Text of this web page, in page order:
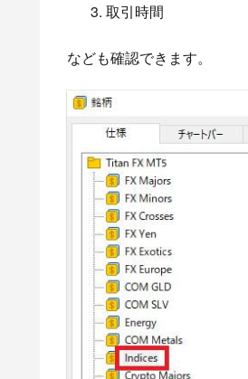
取引時間
なども確認できます。